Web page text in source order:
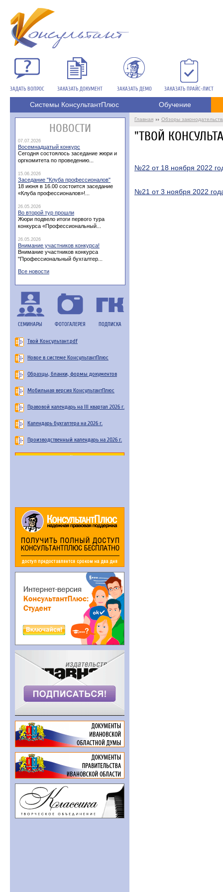
ЗАДАТЬ ВОПРОС ЗАКАЗАТЬ ДОКУМЕНТ ЗАКАЗАТЬ ДЕМО ЗАКАЗАТЬ ПРАЙС-ЛИСТ
Системы КонсультантПлюс Обучение
НОВОСТИ
07.07.2026
Восемнадцатый конкурс
Сегодня состоялось заседание жюри и
оргкомитета по проведению...
15.06.2026
Заседание "Клуба профессионалов"
18 июня в 16.00 состоится заседание
«Клуба профессионалов»!...
26.05.2026
Во второй тур прошли
Жюри подвело итоги первого тура
конкурса «Профессиональный...
26.05.2026
Внимание участников конкурса!
Внимание участников конкурса
"Профессиональный бухгалтер...
Все новости
СЕМИНАРЫ ФОТОГАЛЕРЕЯ ПОДПИСКА
Твой Консультант.pdf
Новое в системе КонсультантПлюс
Образцы, бланки, формы документов
Мобильная версия КонсультантПлюс
Правовой календарь на III квартал 2026 г.
Календарь бухгалтера на 2026 г.
Производственный календарь на 2026 г.
Главная Обзоры
"ТВОЙ
№22 от 18 ноября 2022
№21 от 3 ноября 2022